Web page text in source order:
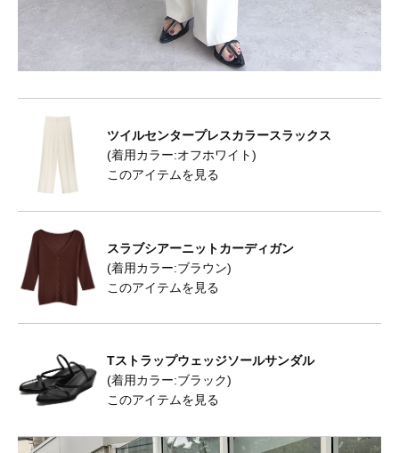
ツイルセンタープレスカラースラックス
(着用カラー:オフホワイト)
このアイテムを見る
スラブシアーニットカーディガン
(着用カラー:ブラウン)
このアイテムを見る
Tストラップウェッジソールサンダル
(着用カラー:ブラック)
このアイテムを見る